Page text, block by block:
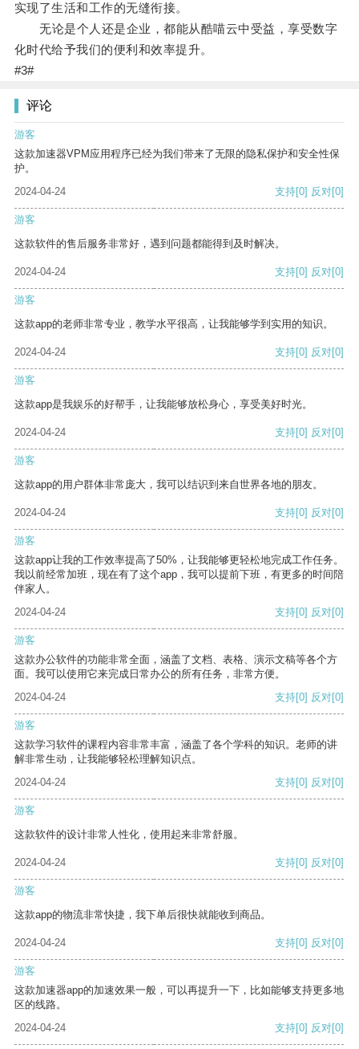
实现了生活和工作的无缝衔接。
无论是个人还是企业，都能从酷喵云中受益，享受数字
化时代给予我们的便利和效率提升。
#3#
评论
游客
这款加速器VPM应用程序已经为我们带来了无限的隐私保护和安全性保
护。
2024-04-24
支持[0] 反对[0]
游客
这款软件的售后服务非常好，遇到问题都能得到及时解决。
2024-04-24 支持[0] 反对[0]
游客
这款app的老师非常专业，教学水平很高，让我能够学到实用的知识。
2024-04-24 支持[0] 反对[0]
游客
这款app是我娱乐的好帮手，让我能够放松身心，享受美好时光。
2024-04-24 支持[0] 反对[0]
游客
这款app的用户群体非常庞大，我可以结识到来自世界各地的朋友。
2024-04-24 支持[0] 反对[0]
游客
这款app让我的工作效率提高了50%，让我能够更轻松地完成工作任务。
我以前经常加班，现在有了这个app，我可以提前下班，有更多的时间陪
伴家人。
2024-04-24
支持[0] 反对[0]
游客
这款办公软件的功能非常全面，涵盖了文档、表格、演示文稿等各个方
面。我可以使用它来完成日常办公的所有任务，非常方便。
2024-04-24
支持[0] 反对[0]
游客
这款学习软件的课程内容非常丰富，涵盖了各个学科的知识。老师的讲
解非常生动，让我能够轻松理解知识点。
2024-04-24
支持[0] 反对[0]
游客
这款软件的设计非常人性化，使用起来非常舒服。
2024-04-24 支持[0] 反对[0]
游客
这款app的物流非常快捷，我下单后很快就能收到商品。
2024-04-24 支持[0] 反对[0]
游客
这款加速器app的加速效果一般，可以再提升一下，比如能够支持更多地
区的线路。
2024-04-24
支持[0] 反对[0]